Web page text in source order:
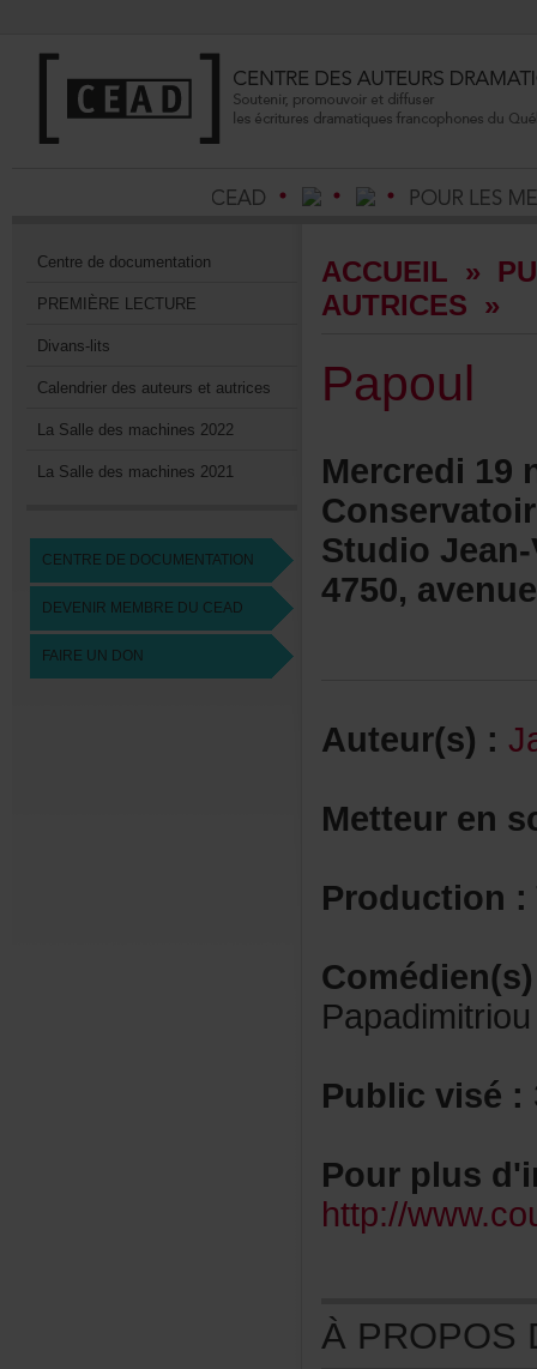
Centrededocumentation
PREMIÈRELECTURE
Divans-lits
Calendrierdesauteursetautrices
LaSalledesmachines2022
LaSalledesmachines2021
CENTREDEDOCUMENTATION
DEVENIRMEMBREDUCEAD
FAIREUNDON
ACCUEIL »
AUTRICES »
Papoul
StudioJean-
Auteur(s):
Production:
Papadimitriou
Publicvisé:
http://